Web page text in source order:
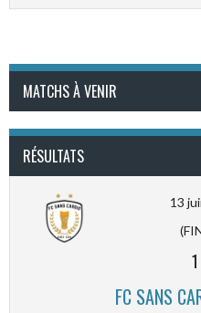
MATCHS À VENIR
RÉSULTATS
13
1
FC SANS